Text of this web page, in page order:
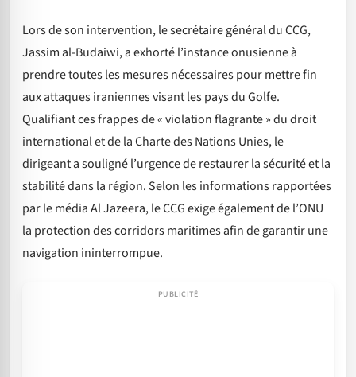
Lors de son intervention, le secrétaire général du CCG,
Jassim al-Budaiwi, a exhorté l’instance onusienne à
prendre toutes les mesures nécessaires pour mettre fin
aux attaques iraniennes visant les pays du Golfe.
Qualifiant ces frappes de « violation flagrante » du droit
international et de la Charte des Nations Unies, le
dirigeant a souligné l’urgence de restaurer la sécurité et la
stabilité dans la région. Selon les informations rapportées
par le média Al Jazeera, le CCG exige également de l’ONU
la protection des corridors maritimes afin de garantir une
navigation ininterrompue.